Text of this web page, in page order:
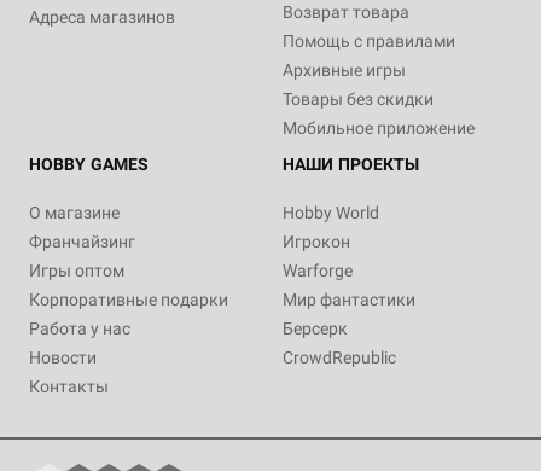
Адреса магазинов
Возврат товара
Помощь с правилами
Архивные игры
Товары без скидки
Мобильное приложение
HOBBY GAMES
О магазине
Франчайзинг
Игры оптом
Корпоративные подарки
Работа у нас
Новости
Контакты
НАШИ ПРОЕКТЫ
Hobby World
Игрокон
Warforge
Мир фантастики
Берсерк
CrowdRepublic